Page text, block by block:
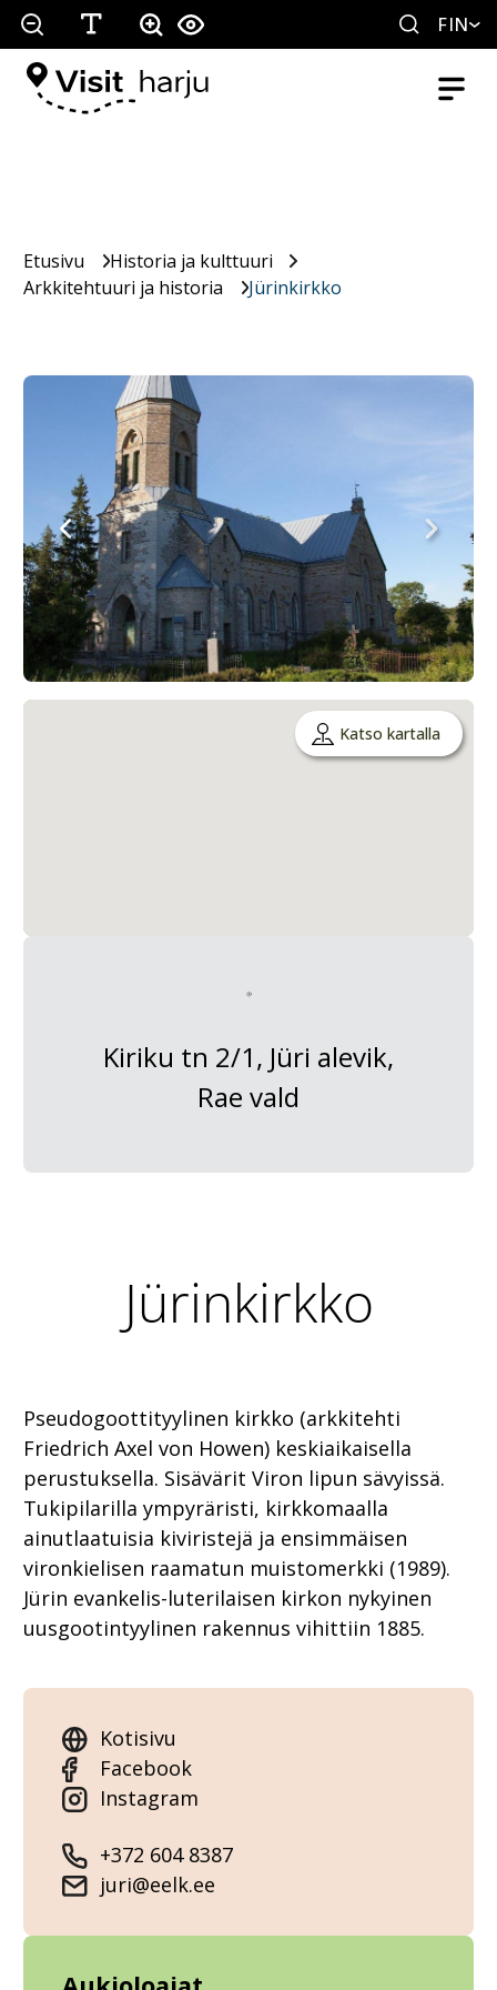
FIN
Etusivu
Historia ja kulttuuri
Arkkitehtuuri ja historia
Jürinkirkko
Katso kartalla
Kiriku tn 2/1, Jüri alevik,
Rae vald
Jürinkirkko
Pseudogoottityylinen kirkko (arkkitehti
Friedrich Axel von Howen) keskiaikaisella
perustuksella. Sisävärit Viron lipun sävyissä.
Tukipilarilla ympyräristi, kirkkomaalla
ainutlaatuisia kiviristejä ja ensimmäisen
vironkielisen raamatun muistomerkki (1989).
Jürin evankelis-luterilaisen kirkon nykyinen
uusgootintyylinen rakennus vihittiin 1885.
Kotisivu
Facebook
Instagram
+372 604 8387
juri@eelk.ee